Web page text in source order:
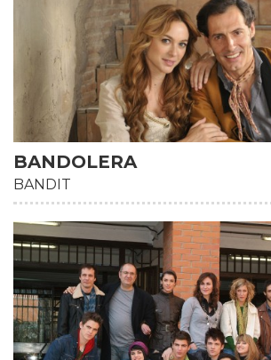
BANDOLERA
BANDIT